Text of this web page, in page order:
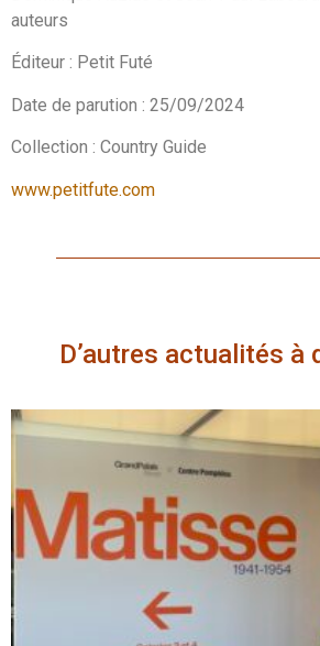
auteurs
Éditeur : Petit Futé
Date de parution : 25/09/2024
Collection : Country Guide
www.petitfute.com
D’autres actualités à